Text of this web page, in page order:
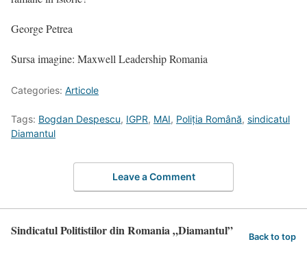
George Petrea
Sursa imagine: Maxwell Leadership Romania
Categories: Articole
Tags: Bogdan Despescu, IGPR, MAI, Poliția Română, sindicatul
Diamantul
Leave a Comment
Sindicatul Politistilor din Romania „Diamantul” Back to top